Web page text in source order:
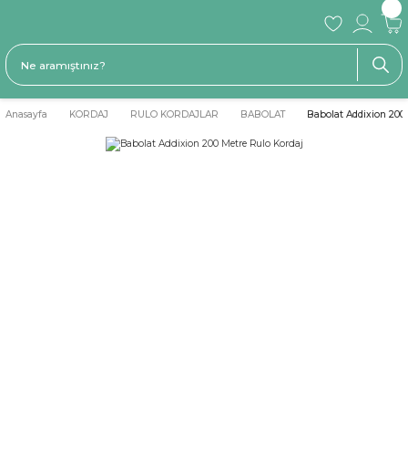
Anasayfa KORDAJ RULO KORDAJLAR BABOLAT Babolat Addixion